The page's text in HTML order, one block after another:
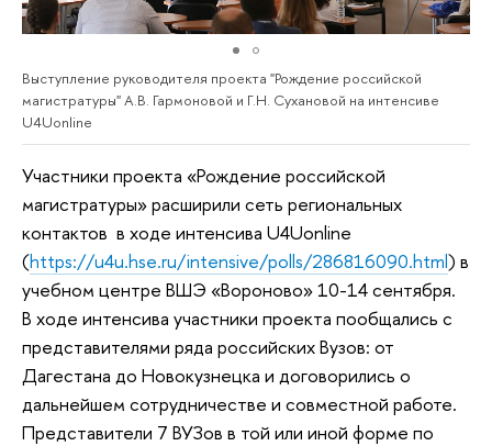
Выступление руководителя проекта "Рождение российской
магистратуры" А.В. Гармоновой и Г.Н. Сухановой на интенсиве
U4Uonline
Участники проекта «Рождение российской
магистратуры» расширили сеть региональных
контактов в ходе интенсива U4Uonline
(https://u4u.hse.ru/intensive/polls/286816090.html) в
учебном центре ВШЭ «Вороново» 10-14 сентября.
В ходе интенсива участники проекта пообщались с
представителями ряда российских Вузов: от
Дагестана до Новокузнецка и договорились о
дальнейшем сотрудничестве и совместной работе.
Представители 7 ВУЗов в той или иной форме по